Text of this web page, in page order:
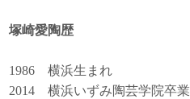
塚崎愛陶歴
1986 横浜生まれ
2014 横浜いずみ陶芸学院卒業